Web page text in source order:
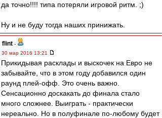
да точно!!!! типа потеряли игровой ритм. ;)
Ну и не буду тогда наших принижать.
flint -
30 мар 2016 13:21
Прикидывая расклады и выскочек на Евро не
забывайте, что в этом году добавился один
раунд плей-офф. Это очень важно.
Сенсационно доскакать до финала стало
много сложнее. Выиграть - практически
нереально. Но в полуфинале по-любому будет